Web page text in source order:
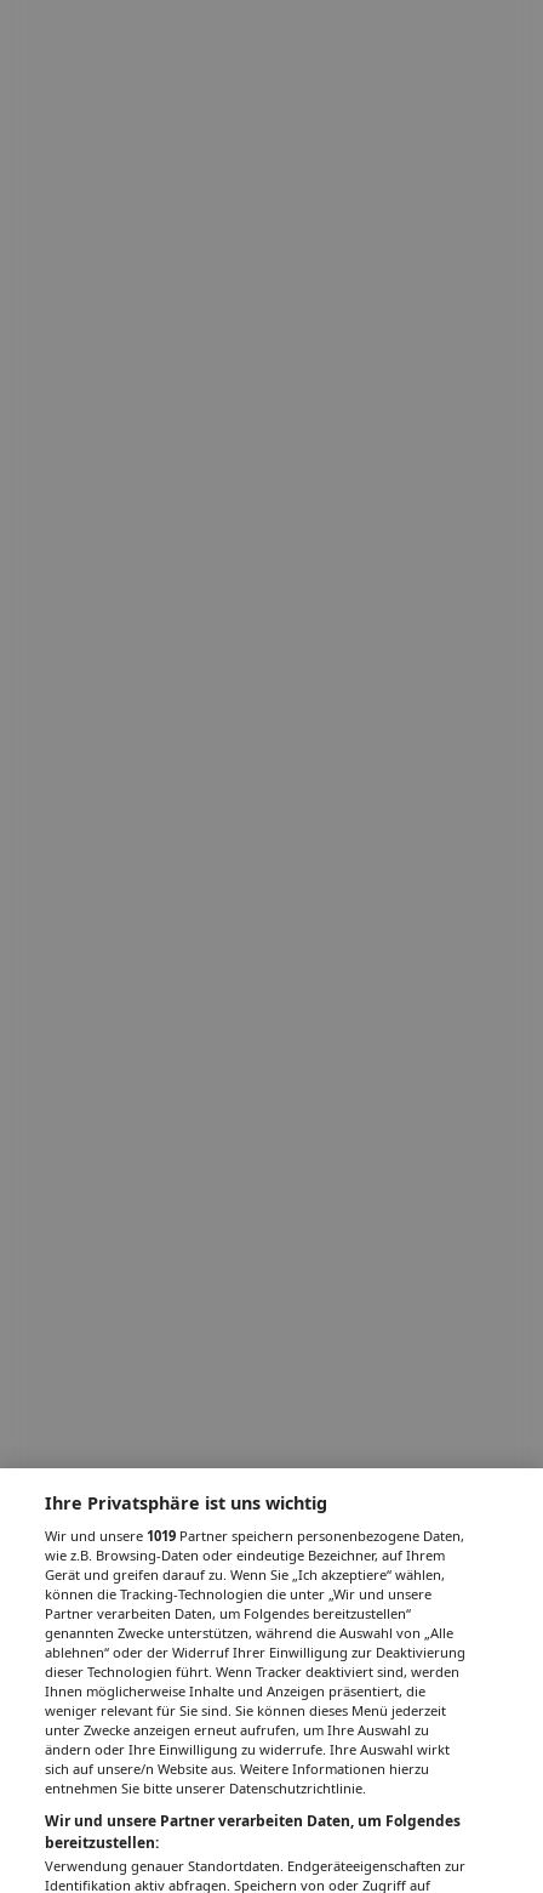
Ihre Privatsphäre ist uns wichtig
Wir und unsere1019 Partner speichern personenbezogene Daten,
wie z.B. Browsing-Daten oder eindeutige Bezeichner, auf Ihrem
Gerät und greifen darauf zu. Wenn Sie „Ich akzeptiere“ wählen,
können die Tracking-Technologien die unter „Wir und unsere
Partner verarbeiten Daten, um Folgendes bereitzustellen“
genannten Zwecke unterstützen, während die Auswahl von „Alle
ablehnen“ oder der Widerruf Ihrer Einwilligung zur Deaktivierung
dieser Technologien führt. Wenn Tracker deaktiviert sind, werden
Ihnen möglicherweise Inhalte und Anzeigen präsentiert, die
weniger relevant für Sie sind. Sie können dieses Menü jederzeit
unter Zwecke anzeigen erneut aufrufen, um Ihre Auswahl zu
ändern oder Ihre Einwilligung zu widerrufe. Ihre Auswahl wirkt
sich auf unsere/n Website aus. Weitere Informationen hierzu
entnehmen Sie bitte unserer Datenschutzrichtlinie.
Wir und unsere Partner verarbeiten Daten, um Folgendes
bereitzustellen:
Verwendung genauer Standortdaten. Endgeräteeigenschaften zur
Identifikation aktiv abfragen. Speichern von oder Zugriff auf